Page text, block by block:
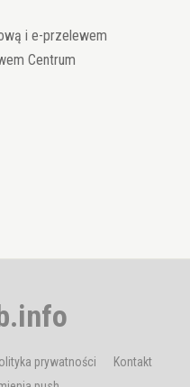
i e-przelewem
Centrum
prywatności
Kontakt